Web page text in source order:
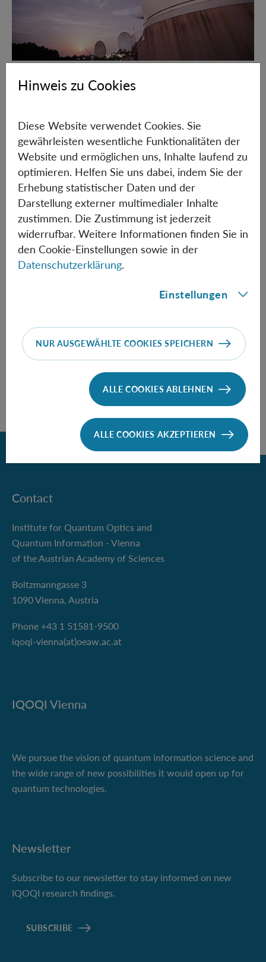
Furthermore, by exploiting the geometry of the manifold
bound the co-variance of the currents in the NESS by the
entropy production. Since our proof is geometrical, this
fundamental result generalizes
the thermodynamics of precision and
the thermodynamic uncertainly beyond the classical
Markovian paradigm. This result promises to evolve our
understanding of the delicate relationship between
fluctuations and quantum coherence in autonomous
thermal machines.
Speaker:Giacomo Guarnieri
Contact
Institute for Quantum Optics and
Quantum Information - Vienna
of the Austrian Academy of Sciences
Boltzmanngasse 3
1090 Vienna, Austria
Phone +43 1 51581-9500
iqoqi-vienna(at)oeaw.ac.at
IQOQI Vienna
We pursue the vision of quantum information science and
the wide range of new possibilities it would open up for
quantum technologies.
Newsletter
Subscribe to our newsletter to stay informed on new
IQOQI research findings.
SUBSCRIBE
Hinweis zu Cookies
Diese Website verwendet Cookies. Sie
gewährleisten wesentliche Funktionalitäten der
Website und ermöglichen uns, Inhalte laufend zu
optimieren. Helfen Sie uns dabei, indem Sie der
Erhebung statistischer Daten und der
Darstellung externer multimedialer Inhalte
zustimmen. Die Zustimmung ist jederzeit
widerrufbar. Weitere Informationen finden Sie in
den Cookie-Einstellungen sowie in der
Datenschutzerklärung.
Einstellungen
NUR AUSGEWÄHLTE COOKIES SPEICHERN
ALLE COOKIES ABLEHNEN
ALLE COOKIES AKZEPTIEREN